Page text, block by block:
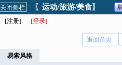
关闭侧栏 〖运动/旅游/美食〗
[注册] [登录]
返回首页
易索风格